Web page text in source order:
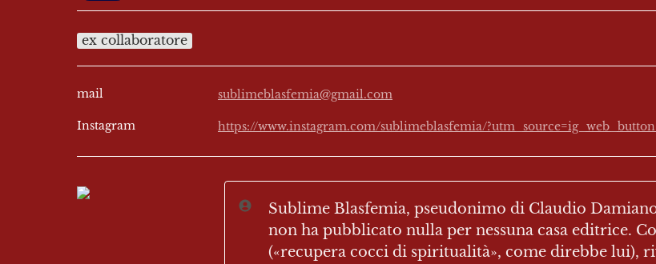
ex collaboratore
mail sublimeblasfemia@gmail.com
Instagram https://www.instagram.com/sublimeblasfemia/
Sublime Blasfemia, pseudonimo di Claudio
non ha pubblicato nulla per nessuna casa editrice.
(«recupera cocci di spiritualità», come direbbe lui),